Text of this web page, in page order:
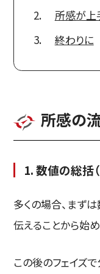
所感が上
終わりに
所感の
1. 数値の総括
多くの場合、まず
伝えることから始め
この後のフェイズ